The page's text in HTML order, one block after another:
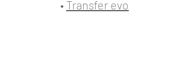
• Transfer evo